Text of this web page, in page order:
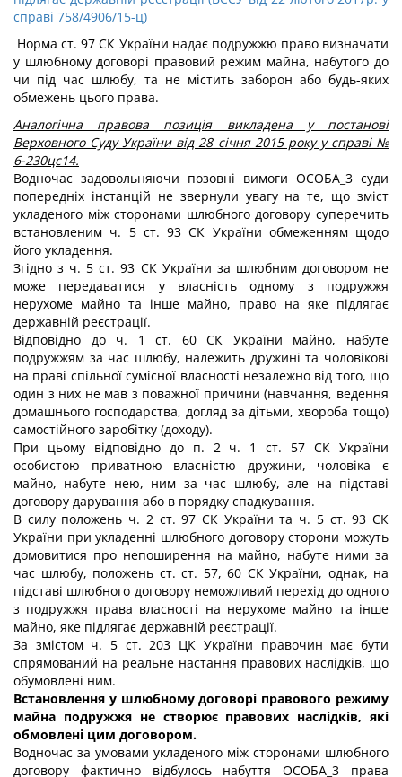
справі 758/4906/15-ц)
Норма ст. 97 СК України надає подружжю право визначати
у шлюбному договорі правовий режим майна, набутого до
чи під час шлюбу, та не містить заборон або будь-яких
обмежень цього права.
Аналогічна правова позиція викладена у постанові
Верховного Суду України від 28 січня 2015 року у справі №
6-230цс14.
Водночас задовольняючи позовні вимоги ОСОБА_3 суди
попередніх інстанцій не звернули увагу на те, що зміст
укладеного між сторонами шлюбного договору суперечить
встановленим ч. 5 ст. 93 СК України обмеженням щодо
його укладення.
Згідно з ч. 5 ст. 93 СК України за шлюбним договором не
може передаватися у власність одному з подружжя
нерухоме майно та інше майно, право на яке підлягає
державній реєстрації.
Відповідно до ч. 1 ст. 60 СК України майно, набуте
подружжям за час шлюбу, належить дружині та чоловікові
на праві спільної сумісної власності незалежно від того, що
один з них не мав з поважної причини (навчання, ведення
домашнього господарства, догляд за дітьми, хвороба тощо)
самостійного заробітку (доходу).
При цьому відповідно до п. 2 ч. 1 ст. 57 СК України
особистою приватною власністю дружини, чоловіка є
майно, набуте нею, ним за час шлюбу, але на підставі
договору дарування або в порядку спадкування.
В силу положень ч. 2 ст. 97 СК України та ч. 5 ст. 93 СК
України при укладенні шлюбного договору сторони можуть
домовитися про непоширення на майно, набуте ними за
час шлюбу, положень ст. ст. 57, 60 СК України, однак, на
підставі шлюбного договору неможливий перехід до одного
з подружжя права власності на нерухоме майно та інше
майно, яке підлягає державній реєстрації.
За змістом ч. 5 ст. 203 ЦК України правочин має бути
спрямований на реальне настання правових наслідків, що
обумовлені ним.
Встановлення у шлюбному договорі правового режиму
майна подружжя не створює правових наслідків, які
обмовлені цим договором.
Водночас за умовами укладеного між сторонами шлюбного
договору фактично відбулось набуття ОСОБА_3 права